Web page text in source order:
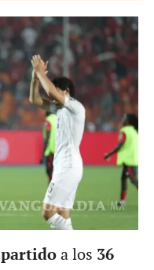
partido a los 36